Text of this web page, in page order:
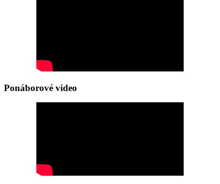
Ponáborové video